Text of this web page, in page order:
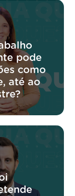
pode
como
até ao